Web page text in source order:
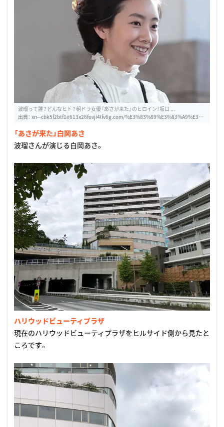
波瑠って誰？どんなヒト？朝ドラ女優『あさが来た』のヒロイン！坂口 ...
出典： xn--cbk5f2btf1e613x26fovji4lfv6g.com/%E3%83%89%E3%83%A9%E3%8
「あさが来た」白岡あさ
波瑠さんが演じる白岡あさ。
ハリウッドビューティプラザ
現在のハリウッドビューティプラザをヒルサイド側から見たと
ころです。